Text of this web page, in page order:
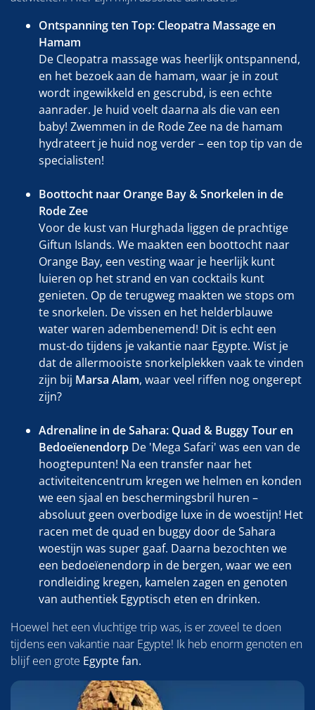
Ontspanning ten Top: Cleopatra Massage en
Hamam
De Cleopatra massage was heerlijk ontspannend,
en het bezoek aan de hamam, waar je in zout
wordt ingewikkeld en gescrubd, is een echte
aanrader. Je huid voelt daarna als die van een
baby! Zwemmen in de Rode Zee na de hamam
hydrateert je huid nog verder – een top tip van de
specialisten!
Boottocht naar Orange Bay & Snorkelen in de
Rode Zee
Voor de kust van Hurghada liggen de prachtige
Giftun Islands. We maakten een boottocht naar
Orange Bay, een vesting waar je heerlijk kunt
luieren op het strand en van cocktails kunt
genieten. Op de terugweg maakten we stops om
te snorkelen. De vissen en het helderblauwe
water waren adembenemend! Dit is echt een
must-do tijdens je vakantie naar Egypte. Wist je
dat de allermooiste snorkelplekken vaak te vinden
zijn bij Marsa Alam, waar veel riffen nog ongerept
zijn?
Adrenaline in de Sahara: Quad & Buggy Tour en
Bedoeïenendorp De 'Mega Safari' was een van de
hoogtepunten! Na een transfer naar het
activiteitencentrum kregen we helmen en konden
we een sjaal en beschermingsbril huren –
absoluut geen overbodige luxe in de woestijn! Het
racen met de quad en buggy door de Sahara
woestijn was super gaaf. Daarna bezochten we
een bedoeïenendorp in de bergen, waar we een
rondleiding kregen, kamelen zagen en genoten
van authentiek Egyptisch eten en drinken.
Hoewel het een vluchtige trip was, is er zoveel te doen
tijdens een vakantie naar Egypte! Ik heb enorm genoten en
blijf een grote Egypte fan.